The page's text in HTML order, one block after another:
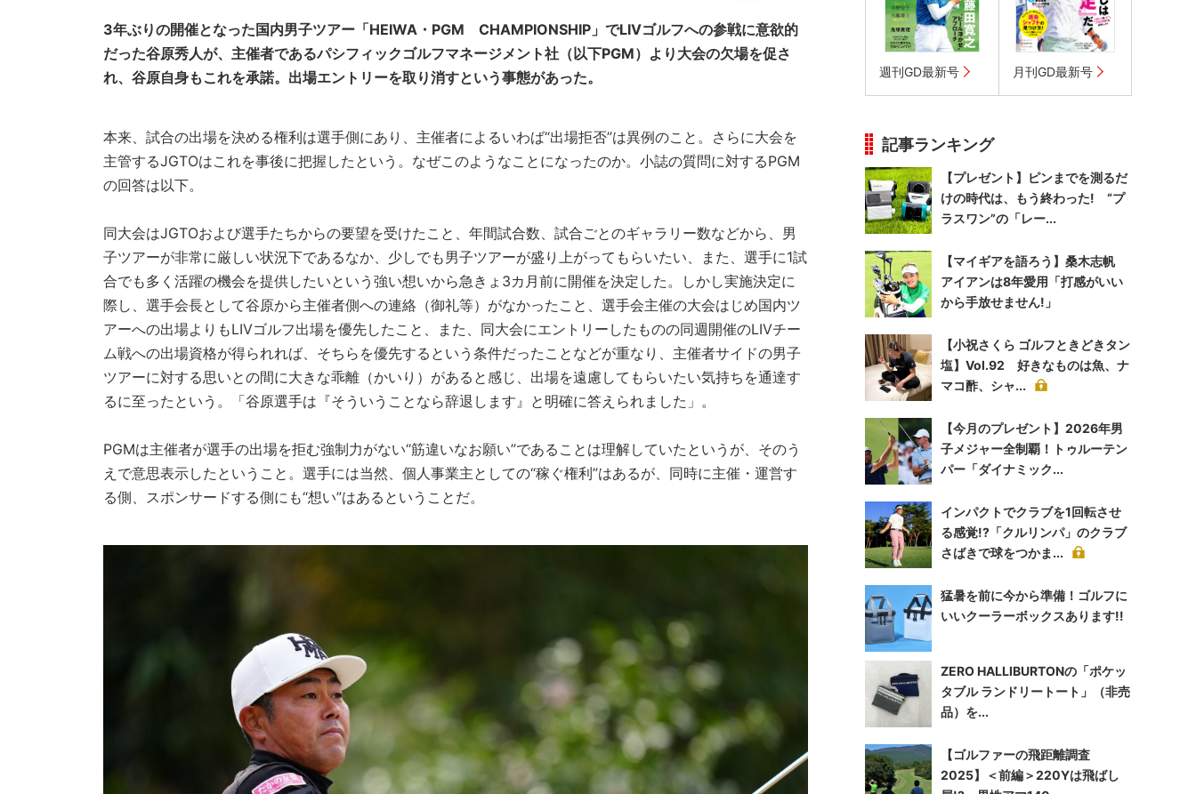
3年ぶりの開催となった国内男子ツアー「HEIWA・PGM CHAMPIONSHIP」でLIVゴルフへの参戦に意欲的
だった谷原秀人が、主催者であるパシフィックゴルフマネージメント社（以下PGM）より大会の欠場を促さ
れ、谷原自身もこれを承諾。出場エントリーを取り消すという事態があった。
本来、試合の出場を決める権利は選手側にあり、主催者によるいわば“出場拒否”は異例のこと。さらに大会を
主管するJGTOはこれを事後に把握したという。なぜこのようなことになったのか。小誌の質問に対するPGM
の回答は以下。
同大会はJGTOおよび選手たちからの要望を受けたこと、年間試合数、試合ごとのギャラリー数などから、男
子ツアーが非常に厳しい状況下であるなか、少しでも男子ツアーが盛り上がってもらいたい、また、選手に1試
合でも多く活躍の機会を提供したいという強い想いから急きょ3カ月前に開催を決定した。しかし実施決定に
際し、選手会長として谷原から主催者側への連絡（御礼等）がなかったこと、選手会主催の大会はじめ国内ツ
アーへの出場よりもLIVゴルフ出場を優先したこと、また、同大会にエントリーしたものの同週開催のLIVチー
ム戦への出場資格が得られれば、そちらを優先するという条件だったことなどが重なり、主催者サイドの男子
ツアーに対する思いとの間に大きな乖離（かいり）があると感じ、出場を遠慮してもらいたい気持ちを通達す
るに至ったという。「谷原選手は『そういうことなら辞退します』と明確に答えられました」。
PGMは主催者が選手の出場を拒む強制力がない“筋違いなお願い”であることは理解していたというが、そのう
えで意思表示したということ。選手には当然、個人事業主としての“稼ぐ権利”はあるが、同時に主催・運営す
る側、スポンサードする側にも“想い”はあるということだ。
週刊GD最新号 月刊GD最新号
記事ランキング
【プレゼント】ピンまでを測るだ
けの時代は、もう終わった! “プ
ラスワン”の「レー...
【マイギアを語ろう】桑木志帆
アイアンは8年愛用「打感がいい
から手放せません!」
【小祝さくら ゴルフときどきタン
塩】Vol.92 好きなものは魚、ナ
マコ酢、シャ...
【今月のプレゼント】2026年男
子メジャー全制覇！トゥルーテン
パー「ダイナミック...
インパクトでクラブを1回転させ
る感覚!?「クルリンパ」のクラブ
さばきで球をつかま...
猛暑を前に今から準備！ゴルフに
いいクーラーボックスあります!!
ZERO HALLIBURTONの「ポケッ
タブル ランドリートート」（非売
品）を...
【ゴルファーの飛距離調査
2025】＜前編＞220Yは飛ばし